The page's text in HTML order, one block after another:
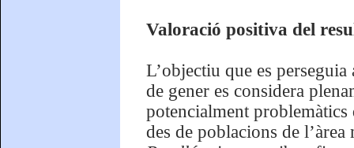
Valoració positiva del
L’objectiu que es
de gener es considera
potencialment
des de poblacions de